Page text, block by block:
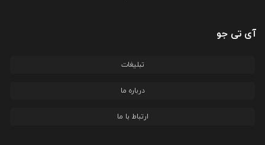
آی تی جو
تبلیغات
درباره ما
ارتباط با ما